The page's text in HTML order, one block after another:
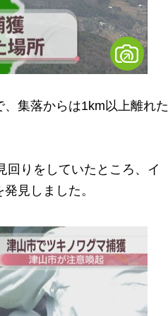
集落からは1km以上離れた
りをしていたところ、イ
見しました。